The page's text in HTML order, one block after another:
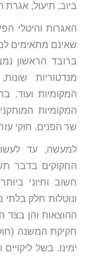
ביוב, תיעול, אגרת
האגרות והיטלי
שאינם מתאימים
ברובד הראשון
מנדטוריות
המקומיות ועוד.
המקומיות
שר הפנים. חוקי
למעשה, עד
החקוקים בדבר
חשוב וחיוני
ונוטלות חלק
ההוצאות והן בצד
חקיקת המשנה
ימינו. בשל